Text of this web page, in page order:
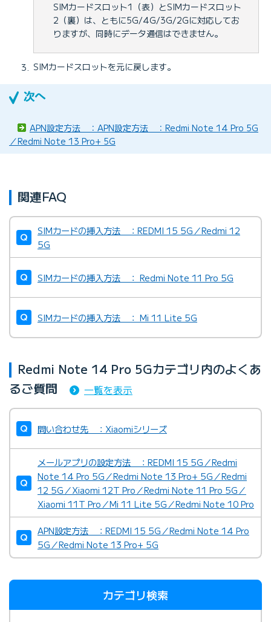
SIMカードスロット1（表）とSIMカードスロット
2（裏）は、ともに5G/4G/3G/2Gに対応してお
りますが、同時にデータ通信はできません。
SIMカードスロットを元に戻します。
APN設定方法 ：APN設定方法 ：Redmi Note 14 Pro 5G
／Redmi Note 13 Pro+ 5G
関連FAQ
SIMカードの挿入方法 ：REDMI 15 5G／Redmi 12
5G
SIMカードの挿入方法 ： Redmi Note 11 Pro 5G
SIMカードの挿入方法 ： Mi 11 Lite 5G
Redmi Note 14 Pro 5Gカテゴリ内のよくあ
るご質問
一覧を表示
問い合わせ先 ：Xiaomiシリーズ
メールアプリの設定方法 ：REDMI 15 5G／Redmi
Note 14 Pro 5G／Redmi Note 13 Pro+ 5G／Redmi
12 5G／Xiaomi 12T Pro／Redmi Note 11 Pro 5G／
Xiaomi 11T Pro／Mi 11 Lite 5G／Redmi Note 10 Pro
APN設定方法 ：REDMI 15 5G／Redmi Note 14 Pro
5G／Redmi Note 13 Pro+ 5G
カテゴリ検索